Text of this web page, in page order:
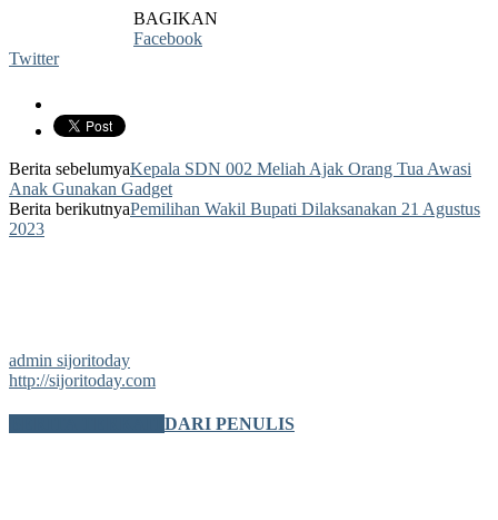
BAGIKAN
Facebook
Twitter
Berita sebelumyaKepala SDN 002 Meliah Ajak Orang Tua Awasi
Anak Gunakan Gadget
Berita berikutnyaPemilihan Wakil Bupati Dilaksanakan 21 Agustus
2023
admin sijoritoday
http://sijoritoday.com
DARI PENULIS